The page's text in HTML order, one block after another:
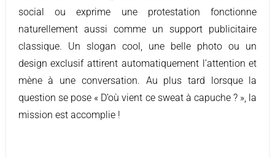
social ou exprime une protestation fonctionne
naturellement aussi comme un support publicitaire
classique. Un slogan cool, une belle photo ou un
design exclusif attirent automatiquement l’attention et
mène à une conversation. Au plus tard lorsque la
question se pose « D’où vient ce sweat à capuche ? », la
mission est accomplie !